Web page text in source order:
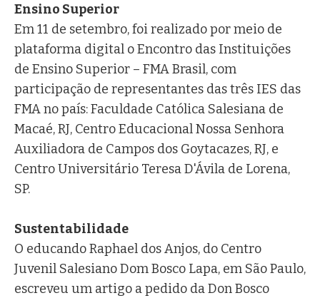
Ensino Superior
Em 11 de setembro, foi realizado por meio de
plataforma digital o Encontro das Instituições
de Ensino Superior – FMA Brasil, com
participação de representantes das três IES das
FMA no país: Faculdade Católica Salesiana de
Macaé, RJ, Centro Educacional Nossa Senhora
Auxiliadora de Campos dos Goytacazes, RJ, e
Centro Universitário Teresa D'Ávila de Lorena,
SP.
Sustentabilidade
O educando Raphael dos Anjos, do Centro
Juvenil Salesiano Dom Bosco Lapa, em São Paulo,
escreveu um artigo a pedido da Don Bosco